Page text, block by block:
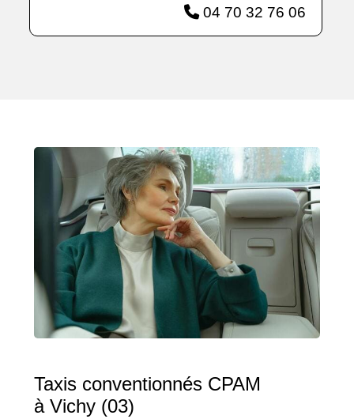
04 70 32 76 06
Taxis conventionnés CPAM
à Vichy (03)